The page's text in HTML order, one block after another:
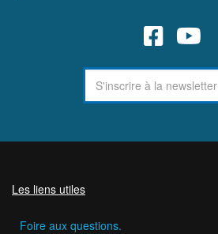
Les liens utiles
Foire aux questions.